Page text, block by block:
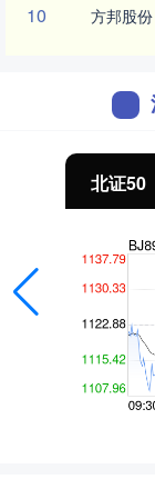
10 方邦股份
北证50